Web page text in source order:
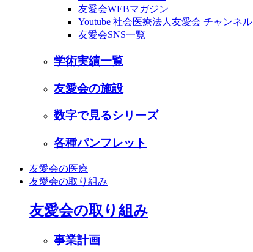
友愛会WEBマガジン
Youtube 社会医療法人友愛会 チャンネル
友愛会SNS一覧
学術実績一覧
友愛会の施設
数字で見るシリーズ
各種パンフレット
友愛会の医療
友愛会の取り組み
友愛会の取り組み
事業計画